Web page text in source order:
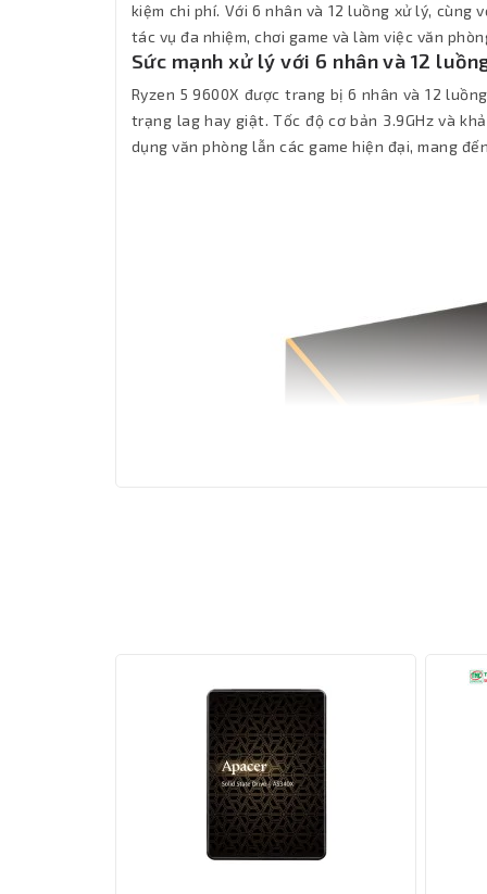
kiệm chi phí. Với 6 nhân và 12 luồng xử lý, cùng
tác vụ đa nhiệm, chơi game và làm việc văn
Sức mạnh xử lý với 6 nhân và 12
Ryzen 5 9600X được trang bị 6 nhân và 12
trạng lag hay giật. Tốc độ cơ bản 3.9GHz và
dụng văn phòng lẫn các game hiện đại, mang
Bộ nhớ đệm 32MB và hỗ trợ RAM DDR5
Với bộ nhớ đệm 32MB, Ryzen 5 9600X có